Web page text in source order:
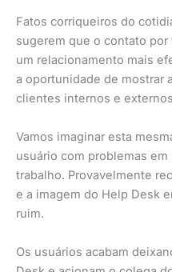
Fatos corriqueiros do
sugerem que o contato
um relacionamento mais
a oportunidade de mostrar
clientes internos e
Vamos imaginar esta
usuário com problemas em
trabalho. Provavelmente
e a imagem do Help Desk
ruim.
Os usuários acabam